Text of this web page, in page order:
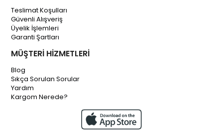
Teslimat Koşulları
Güvenli Alışveriş
Üyelik İşlemleri
Garanti Şartları
MÜŞTERİ HİZMETLERİ
Blog
Sıkça Sorulan Sorular
Yardım
Kargom Nerede?